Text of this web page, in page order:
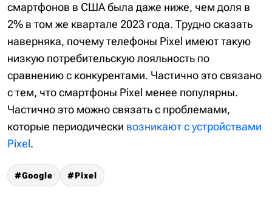
смартфонов в США была даже ниже, чем доля в
2% в том же квартале 2023 года. Трудно сказать
наверняка, почему телефоны Pixel имеют такую ​​
низкую потребительскую лояльность по
сравнению с конкурентами. Частично это связано
с тем, что смартфоны Pixel менее популярны.
Частично это можно связать с проблемами,
которые периодически возникают с устройствами
Pixel.
Google Pixel